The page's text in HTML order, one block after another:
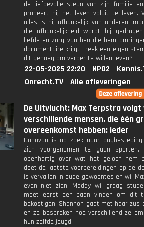
de liefdevolle steun van zijn familie
probeert hij het leven voluit te leven.
alles is hij afhankelijk van anderen,
die afhankelijkheid wordt hij
liefde en zorg van hen die hem
documentaire krijgt Freek een eigen
dit genoeg om verder te willen leven?
22-05-2025 22:20 NPO2
Onrecht.TV
Alle afleveringen
De Uitvlucht: Max Terpstra
verschillende mensen, die één
overeenkomst hebben: ieder
Donovan is op zoek naar
zich voorgenomen te gaan
openhartig over wat het geloof hem
doet de laatste voorbereidingen op de
is vervallen in oude gewoontes en wil
even niet zien. Maddy wil graag
moet eerst een baan vinden om dit
bekostigen. Shannon gaat met haar zus
en ze bespreken hoe verschillend ze
hun zelfde jeugd.